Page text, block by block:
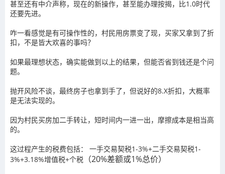
甚至还有中介声称，现在的新操作，甚至能办理按揭，比1.0时代
还要先进。
咋一看感觉是有可操作性的，村民用房票变了现，买家又拿到了折
扣，不是皆大欢喜的事吗？
如果最理想状态，确实能做到以上的结果，但能否省到钱还是个问
题。
抛开风险不谈，最终房子也拿到手了，但说好的8.X折扣，大概率
是无法实现的。
因为村民买房加二手转让，短时间内一进一出，摩擦成本是相当高
的。
这过程产生的税费包括： 一手交易契税1-3%+二手交易契税1-
3%+3.18%增值税+个税 （20%差额或1%总价）